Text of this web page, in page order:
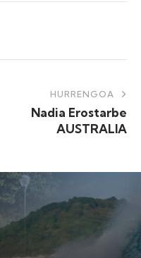
HURRENGOA
Nadia Erostarbe
AUSTRALIA